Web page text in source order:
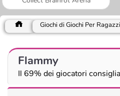
Giochi di Giochi Per Ragazzi
Flammy
Il 69% dei giocatori